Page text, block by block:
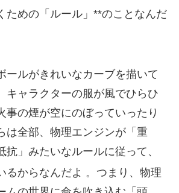
ための「ルール」**のことなんだ
ールがきれいなカーブを描いて
キャラクターの服が風でひらひ
事の煙が空にのぼっていったり
は全部、物理エンジンが「重
抗」みたいなルールに従って、
るからなんだよ 。つまり、物理